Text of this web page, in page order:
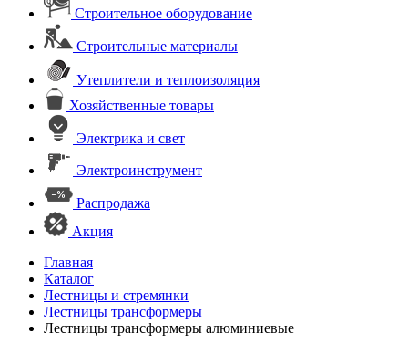
Строительное оборудование
Строительные материалы
Утеплители и теплоизоляция
Хозяйственные товары
Электрика и свет
Электроинструмент
Распродажа
Акция
Главная
Каталог
Лестницы и стремянки
Лестницы трансформеры
Лестницы трансформеры алюминиевые